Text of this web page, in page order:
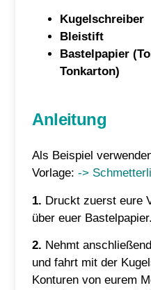
Kugelschreiber
Bleistift
Bastelpapier
Tonkarton)
Anleitung
Als Beispiel
Vorlage:->
1. Druckt zuerst eure
über euer Bastelpapier.
2. Nehmt
und fahrt mit der
Konturen von eurem